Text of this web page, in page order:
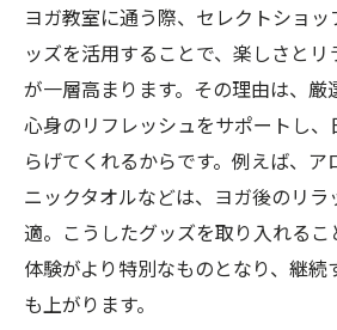
ヨガ教室に通う際、セレクトショ
ッズを活用することで、楽しさと
が一層高まります。その理由は、厳
心身のリフレッシュをサポートし
らげてくれるからです。例えば、
ニックタオルなどは、ヨガ後のリラ
適。こうしたグッズを取り入れる
体験がより特別なものとなり、継続
も上がります。